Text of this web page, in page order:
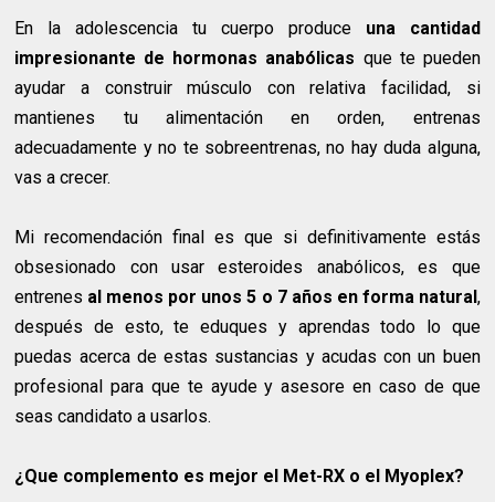
En la adolescencia tu cuerpo produce una cantidad
impresionante de hormonas anabólicas que te pueden
ayudar a construir músculo con relativa facilidad, si
mantienes tu alimentación en orden, entrenas
adecuadamente y no te sobreentrenas, no hay duda alguna,
vas a crecer.
Mi recomendación final es que si definitivamente estás
obsesionado con usar esteroides anabólicos, es que
entrenes al menos por unos 5 o 7 años en forma natural,
después de esto, te eduques y aprendas todo lo que
puedas acerca de estas sustancias y acudas con un buen
profesional para que te ayude y asesore en caso de que
seas candidato a usarlos.
¿Que complemento es mejor el Met-RX o el Myoplex?